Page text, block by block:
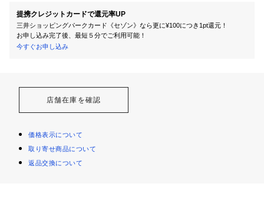
提携クレジットカードで還元率UP
三井ショッピングパークカード《セゾン》なら更に¥100につき1pt還元！
お申し込み完了後、最短５分でご利用可能！
今すぐお申し込み
店舗在庫を確認
価格表示について
取り寄せ商品について
返品交換について